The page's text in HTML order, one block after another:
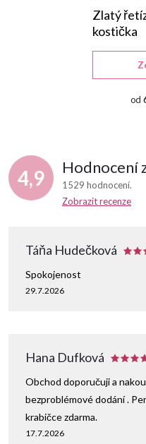
Zlatý
kostička
od
4,9 Hodnocení
1529 hodnocení
Zobrazit recenze
Táňa Hudečková
29.7.2026
Spokojenost
Hana Dufková
17.7.2026
Obchod doporučuji a
bezproblémové dodání .
krabičce zdarma.